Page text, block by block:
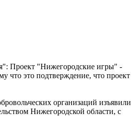
Проект "Нижегородские игры" -
что это подтверждение, что проект
организаций изъявили
Нижегородской области, с